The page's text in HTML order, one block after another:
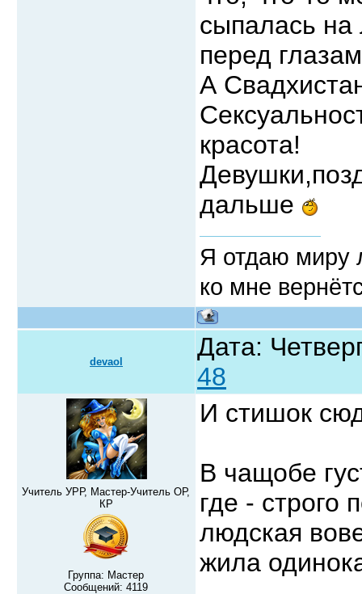
сыпалась на
перед
А
красота!
дальше
Я отдаю миру
ко мне
devaol
Дата:
48
Учитель УРР, Мастер-Учитель ОР,
КР
Группа: Мастер
Сообщений:4119
И стишок
В чащобе
где - строго
людская
жила